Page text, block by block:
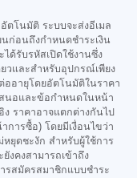
ตโนมัติ ระบบจะส่งอีเมล
นก่อนถึงกำหนดชำระเงิน
ด้รับรหัสเปิดใช้งานซึ่ง
ยวและสำหรับอุปกรณ์เพียง
อายุโดยอัตโนมัติในราคา
สนอและข้อกำหนดในหน้า
ง ราคาอาจแตกต่างกันไป
การซื้อ) โดยมีเงื่อนไขว่า
ยุดชะงัก สำหรับผู้ใช้การ
งคงสามารถเข้าถึง
สมัครสมาชิกแบบชำระ